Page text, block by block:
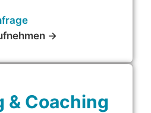
→
& Coaching